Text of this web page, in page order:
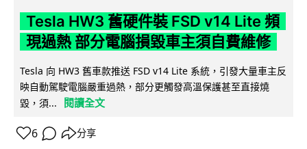
Tesla HW3 舊硬件裝 FSD v14 Lite 頻
現過熱 部分電腦損毀車主須自費維修
Tesla 向 HW3 舊車款推送 FSD v14 Lite 系統，引發大量車主反
映自動駕駛電腦嚴重過熱，部分更觸發高溫保護甚至直接燒
毀，須...
閱讀全文
6 分享